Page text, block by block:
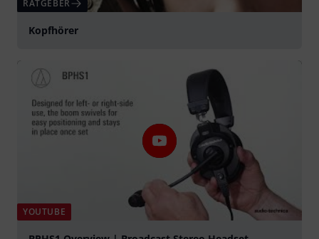
RATGEBER
Kopfhörer
YOUTUBE